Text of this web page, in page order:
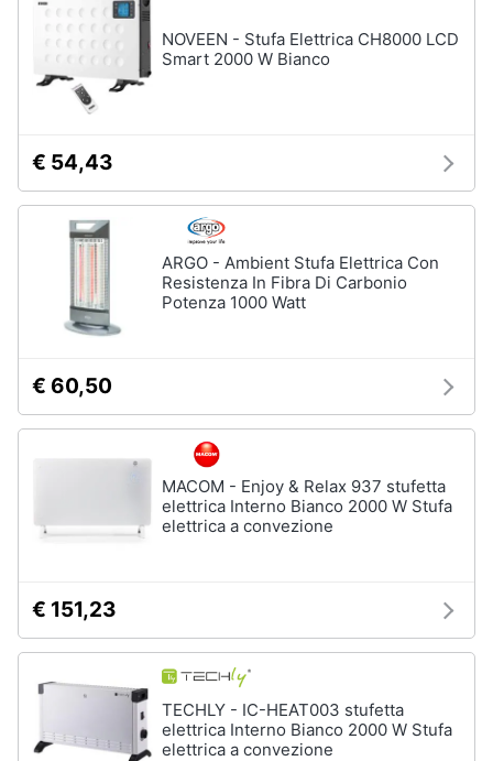
NOVEEN - Stufa Elettrica CH8000 LCD
Smart 2000 W Bianco
€ 54,43
ARGO - Ambient Stufa Elettrica Con
Resistenza In Fibra Di Carbonio
Potenza 1000 Watt
€ 60,50
MACOM - Enjoy & Relax 937 stufetta
elettrica Interno Bianco 2000 W Stufa
elettrica a convezione
€ 151,23
TECHLY - IC-HEAT003 stufetta
elettrica Interno Bianco 2000 W Stufa
elettrica a convezione